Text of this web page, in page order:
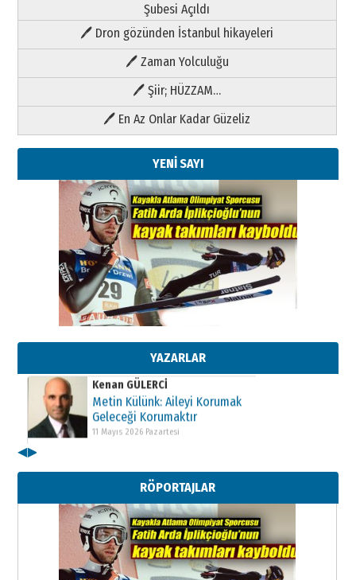
Şubesi Açıldı
🖊 Dron gözünden İstanbul hikayeleri
🖊 Zaman Yolculuğu
🖊 Şiir; HÜZZAM…
🖊 En Az Onlar Kadar Güzeliz
YENİ SAYI
YAZARLAR
Kenan GÜLERCİ
Metin Külünk: Aileyi Korumak
11 Mayıs 2026 Pazartesi
Kenan GÜLERCİ
Metin Külünk: Aileyi Korumak
Geleceği Korumaktır
11 Mayıs 2026 Pazartesi
Metin Külünk: Aileyi Korumak
Geleceği Korumaktır
11 Mayıs 2026 Pazartesi
◀▶
RÖPORTAJLAR